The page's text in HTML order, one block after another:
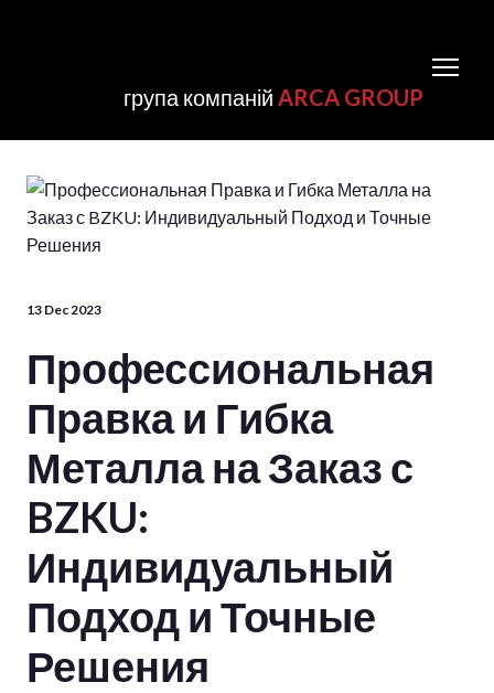
група компаній ARCA GROUP
13 Dec 2023
Профессиональная
Правка и Гибка
Металла на Заказ с
BZKU:
Индивидуальный
Подход и Точные
Решения